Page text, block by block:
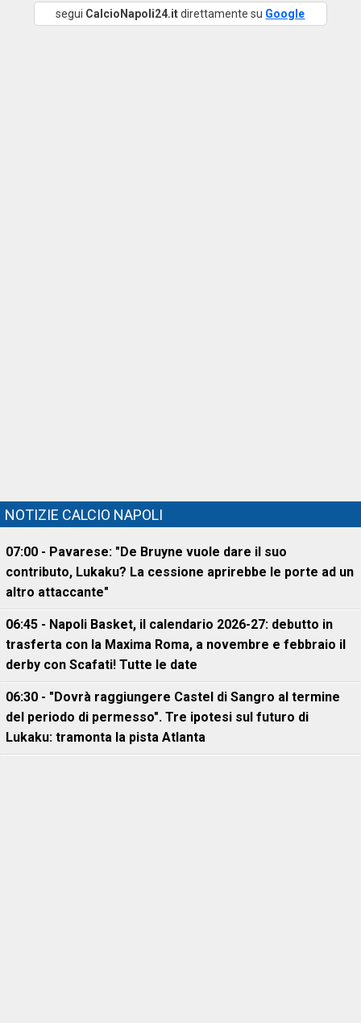
segui CalcioNapoli24.itdirettamente su Google
NOTIZIE CALCIO NAPOLI
07:00 - Pavarese: "De Bruyne vuole dare il suo
contributo, Lukaku? La cessione aprirebbe le porte ad un
altro attaccante"
06:45 - Napoli Basket, il calendario 2026-27: debutto in
trasferta con la Maxima Roma, a novembre e febbraio il
derby con Scafati! Tutte le date
06:30 - "Dovrà raggiungere Castel di Sangro al termine
del periodo di permesso". Tre ipotesi sul futuro di
Lukaku: tramonta la pista Atlanta